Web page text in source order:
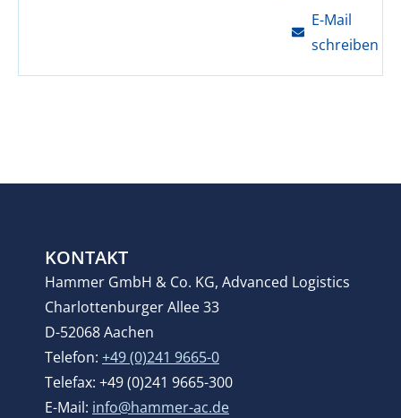
E-Mail
schreiben
KONTAKT
Hammer GmbH & Co. KG, Advanced Logistics
Charlottenburger Allee 33
D-52068 Aachen
Telefon: +49 (0)241 9665-0
Telefax: +49 (0)241 9665-300
E-Mail: info@hammer-ac.de